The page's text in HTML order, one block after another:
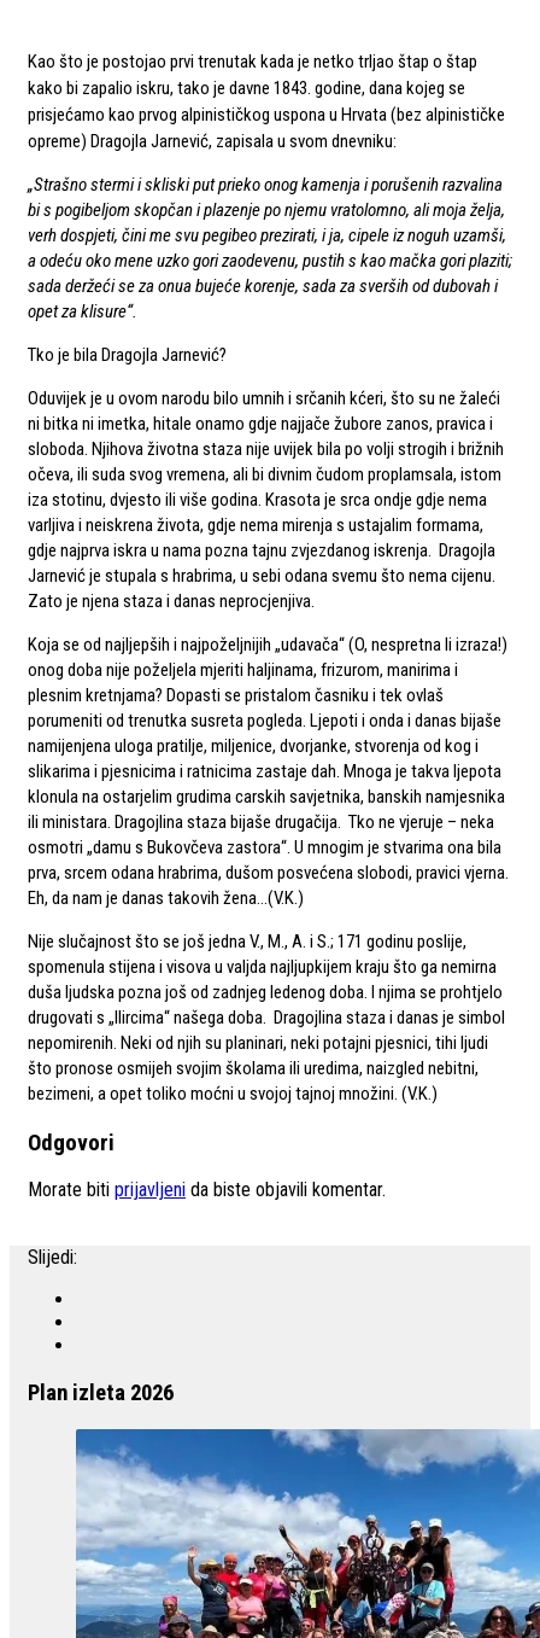
Kao što je postojao prvi trenutak kada je netko trljao štap o štap
kako bi zapalio iskru, tako je davne 1843. godine, dana kojeg se
prisjećamo kao prvog alpinističkog uspona u Hrvata (bez alpinističke
opreme) Dragojla Jarnević, zapisala u svom dnevniku:
„Strašno stermi i skliski put prieko onog kamenja i porušenih razvalina
bi s pogibeljom skopčan i plazenje po njemu vratolomno, ali moja želja,
verh dospjeti, čini me svu pegibeo prezirati, i ja, cipele iz noguh uzamši,
a odeću oko mene uzko gori zaodevenu, pustih s kao mačka gori plaziti;
sada deržeći se za onua bujeće korenje, sada za sverših od dubovah i
opet za klisure“.
Tko je bila Dragojla Jarnević?
Oduvijek je u ovom narodu bilo umnih i srčanih kćeri, što su ne žaleći
ni bitka ni imetka, hitale onamo gdje najjače žubore zanos, pravica i
sloboda. Njihova životna staza nije uvijek bila po volji strogih i brižnih
očeva, ili suda svog vremena, ali bi divnim čudom proplamsala, istom
iza stotinu, dvjesto ili više godina. Krasota je srca ondje gdje nema
varljiva i neiskrena života, gdje nema mirenja s ustajalim formama,
gdje najprva iskra u nama pozna tajnu zvjezdanog iskrenja. Dragojla
Jarnević je stupala s hrabrima, u sebi odana svemu što nema cijenu.
Zato je njena staza i danas neprocjenjiva.
Koja se od najljepših i najpoželjnijih „udavača“ (O, nespretna li izraza!)
onog doba nije poželjela mjeriti haljinama, frizurom, manirima i
plesnim kretnjama? Dopasti se pristalom časniku i tek ovlaš
porumeniti od trenutka susreta pogleda. Ljepoti i onda i danas bijaše
namijenjena uloga pratilje, miljenice, dvorjanke, stvorenja od kog i
slikarima i pjesnicima i ratnicima zastaje dah. Mnoga je takva ljepota
klonula na ostarjelim grudima carskih savjetnika, banskih namjesnika
ili ministara. Dragojlina staza bijaše drugačija. Tko ne vjeruje – neka
osmotri „damu s Bukovčeva zastora“. U mnogim je stvarima ona bila
prva, srcem odana hrabrima, dušom posvećena slobodi, pravici vjerna.
Eh, da nam je danas takovih žena…(V.K.)
Nije slučajnost što se još jedna V., M., A. i S.; 171 godinu poslije,
spomenula stijena i visova u valjda najljupkijem kraju što ga nemirna
duša ljudska pozna još od zadnjeg ledenog doba. I njima se prohtjelo
drugovati s „Ilircima“ našega doba. Dragojlina staza i danas je simbol
nepomirenih. Neki od njih su planinari, neki potajni pjesnici, tihi ljudi
što pronose osmijeh svojim školama ili uredima, naizgled nebitni,
bezimeni, a opet toliko moćni u svojoj tajnoj množini. (V.K.)
Odgovori
Morate biti prijavljeni da biste objavili komentar.
Slijedi:
Plan izleta 2026